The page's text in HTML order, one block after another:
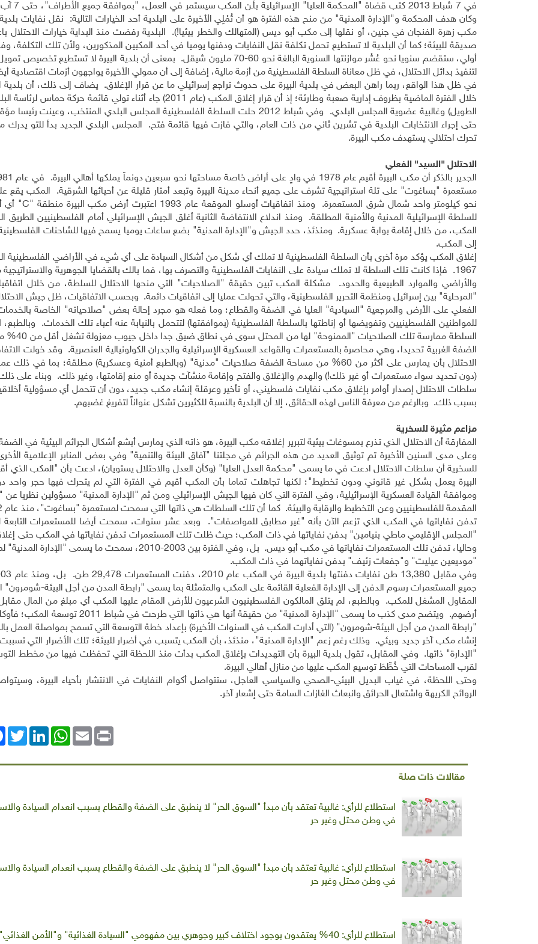
في 7 شباط 2013 كتب قضاة
وكان هدف المحكمة و"الإدارة المدنية" من منح هذه الفترة هو أن تُمْلِي الأخيرة على البلدية أحد الخيارات التالية: نقل نفايات بلدية
مكب زهرة الفنجان في جنين، أو نقلها إلى مكب أبو ديس (المتهالك والخطر بيئيا!). البلدية رفضت منذ البداية خيارات الاحتلال
صديقة للبيئة؛ كما أن البلدية لا تستطيع تحمل تكلفة نقل النفايات ودفنها يوميا في أحد المكبين المذكورين، ولأن تلك التكلفة،
أولي، ستقضم سنويا نحو عُشْر موازنتها السنوية البالغة نحو 60-70 مليون شيقل. بمعنى أن بلدية البيرة لا تستطيع
لتنفيذ بدائل الاحتلال، في ظل معاناة السلطة الفلسطينية من أزمة مالية، إضافة إلى أن ممولي الأخيرة يواجهون أزمات اقتصادية
في ظل هذا الواقع، ربما راهن البعض في بلدية البيرة على حدوث تراجع إسرائيلي ما عن قرار الإغلاق. يضاف إلى ذلك، أن بلدية
خلال الفترة الماضية بظروف إدارية صعبة وطارئة؛ إذ أن قرار إغلاق المكب (عام 2011) جاء أثناء تولي قائمة حركة
الطويل) وغالبية عضوية المجلس البلدي. وفي شباط 2012 حلت السلطة الفلسطينية المجلس البلدي المنتخب، وعينت
حتى إجراء الانتخابات البلدية في تشرين ثاني من ذات العام، والتي فازت فيها قائمة فتح. المجلس البلدي الجديد بدأ للتو يدرك
تحرك احتلالي يستهدف مكب البيرة.
الاحتلال "السيد" الفعلي
مستعمرة "بساغوت" على تلة استراتيجية تشرف على جميع أنحاء مدينة البيرة وتبعد أمتار قليلة عن أحيائها الشرقية. المكب يقع
نحو كيلومتر واحد شمال شرق المستعمرة. ومنذ اتفاقيات أوسلو الموقعة عام 1993 اعتبرت أرض مكب البيرة منطقة "
C" أي
للسلطة الإسرائيلية المدنية والأمنية المطلقة. ومنذ اندلاع الانتفاضة الثانية أغلق الجيش الإسرائيلي أمام الفلسطينيين الطريق
المكب، من خلال إقامة بوابة عسكرية. ومنذئذ، حدد الجيش و"الإدارة المدنية" بضع ساعات يوميا يسمح فيها للشاحنات
إلى المكب.
إغلاق المكب يؤكد مرة أخرى بأن السلطة الفلسطينية لا تملك أي شكل من أشكال السيادة على أي شيء في الأراضي الفلسطينية
1967. فإذا كانت تلك السلطة لا تملك سيادة على النفايات الفلسطينية والتصرف بها، فما بالك بالقضايا الجوهرية والاستراتيجية
والأراضي والموارد الطبيعية والحدود. مشكلة المكب تبين حقيقة "الصلاحيات" التي منحها الاحتلال للسلطة، من خلال
"المرحلية" بين إسرائيل ومنظمة التحرير الفلسطينية، والتي تحولت عمليا إلى اتفاقيات دائمة. وبحسب الاتفاقيات، ظل جيش
الفعلي على الأرض والمرجعية "السيادية" العليا في الضفة والقطاع؛ وما فعله هو مجرد إحالة بعض "صلاحياته" الخاصة
للمواطنين الفلسطينيين وتفويضها أو إناطتها بالسلطة الفلسطينية (بموافقتها) لتتحمل بالنيابة عنه أعباء تلك الخدمات.
السلطة ممارسة تلك الصلاحيات
الضفة الغربية تحديدا، وهي محاصرة بالمستعمرات والقواعد العسكرية الإسرائيلية والجدران الكولونيالية العنصرية. وقد خولت
الاحتلال بأن يمارس على أكثر من 60% من مساحة الضفة صلاحيات "مدنية" (وبالطبع أمنية وعسكرية) مطلقة؛ بما في ذلك
(دون تحديد سواء مستعمرات أو غير ذلك!) والهدم والإغلاق والفتح وإقامة منشآت جديدة أو منع إقامتها، وغير ذلك. وبناء على
سلطات الاحتلال إصدار أوامر بإغلاق مكب نفايات فلسطيني، أو تأخير وعرقلة إنشاء مكب جديد، دون أن تتحمل أي مسؤولية
بسبب ذلك. وبالرغم من معرفة الناس لهذه الحقائق، إلا أن البلدية بالنسبة للكثيرين تشكل عنواناً لتفريغ غضبهم.
مزاعم مثيرة للسخرية
المفارقة أن الاحتلال الذي تذرع بمسوغات بيئية لتبرير إغلاقه مكب البيرة، هو ذاته الذي يمارس أبشع أشكال الجرائم البيئية في
وعلى مدى السنين الأخيرة تم توثيق العديد من هذه الجرائم في مجلتنا "آفاق البيئة والتنمية" وفي بعض المنابر الإعلامية
للسخرية أن سلطات الاحتلال ادعت في ما يسمى "محكمة العدل العليا" (وكأن العدل والاحتلال يستويان)، ادعت بأن "المكب الذي
البيرة يعمل بشكل غير قانوني ودون تخطيط"؛ لكنها تجاهلت تماما بأن المكب أقيم في الفترة التي لم يتحرك فيها حجر واحد
وموافقة القيادة العسكرية الإسرائيلية، وفي الفترة التي كان فيها الجيش الإسرائيلي ومن ثم "الإدارة المدنية" مسؤولين نظريا
تدفن نفاياتها في المكب الذي تزعم الآن بأنه "غير مطابق للمواصفات". وبعد عشر سنوات، سمحت أيضا للمستعمرات
"المجلس الإقليمي ماطي بنيامين" بدفن نفاياتها في ذات المكب؛ حيث ظلت تلك المستعمرات تدفن نفاياتها في المكب حتى
وحاليا، تدفن تلك المستعمرات نفاياتها في مكب أبو ديس. بل، وفي الفترة بين 2003-2010، سمحت ما يسمى
"موديعين عيليت" و"جفعات زئيف" بدفن نفاياتهما في ذات المكب.
جميع المستعمرات رسوم الدفن إلى الإدارة الفعلية القائمة على المكب والمتمثلة بما يسمى "رابطة المدن من أجل البيئة-شومرون"
المقاول المشغل للمكب. وبالطبع، لم يتلق المالكون الفلسطينيون الشرعيون للأرض المقام عليها المكب أي مبلغ من المال
أرضهم. ويتضح مدى كذب ما يسمى "الإدارة المدنية" من حقيقة أنها هي ذاتها التي
"رابطة المدن من أجل البيئة-شومرون" (التي أدارت المكب في السنوات الأخيرة) بإعداد خطة التوسعة التي تسمح بمواصلة العمل
إنشاء مكب آخر جديد وبيئي. وذلك رغم زعم "الإدارة المدنية"، منذئذ، بأن المكب يتسبب في أضرار للبيئة؛ تلك الأضرار التي
"الإدارة" ذاتها. وفي المقابل، تقول بلدية البيرة بأن التهديدات بإغلاق المكب بدأت منذ اللحظة التي تحفظت فيها من مخطط
لقرب المساحات التي خُطِّطَ توسيع المكب عليها من منازل أهالي البيرة.
وحتى اللحظة، في غياب البديل البيئي-الصحي والسياسي العاجل، ستتواصل أكوام النفايات في الانتشار بأحياء البيرة،
الروائح الكريهة واشتعال الحرائق وانبعاث الغازات السامة حتى إشعار آخر.
LinkedIn
WhatsAppEmail Print
مقالات ذات صلة
استطلاع للرأي: غالبية تعتقد بأن مبدأ "السوق الحر" لا ينطبق على الضفة والقطاع بسبب انعدام السيادة
في وطن محتل وغير حر
استطلاع للرأي: غالبية تعتقد بأن مبدأ "السوق الحر" لا ينطبق على الضفة والقطاع بسبب انعدام السيادة
في وطن محتل وغير حر
استطلاع للرأي: 40% يعتقدون بوجود اختلاف كبير وجوهري بين مفهومي "السيادة الغذائية" و"الأمن الغذائي"؟